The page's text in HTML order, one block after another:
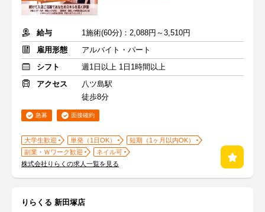
給与
1施術(60分)：2,088円～3,510円
雇用形態
アルバイト・パート
シフト
週1日以上 1日1時間以上
アクセス
八ツ島駅
徒歩8分
急募 面接確約
大学生歓迎 単発（1日OK）
短期（1ヶ月以内OK）
副業・Ｗワーク歓迎
ネイル可
株式会社りらくの求人一覧を見る
りらくる 新田塚店